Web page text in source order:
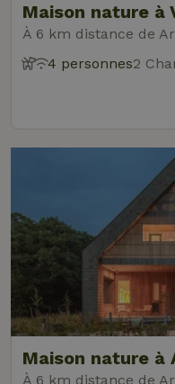
Maison nature à
À 6 km distance de
4 personnes2
Maison nature à
À 6 km distance de